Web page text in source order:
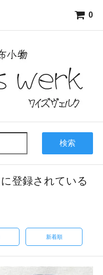
0
検索
登録されている
新着順